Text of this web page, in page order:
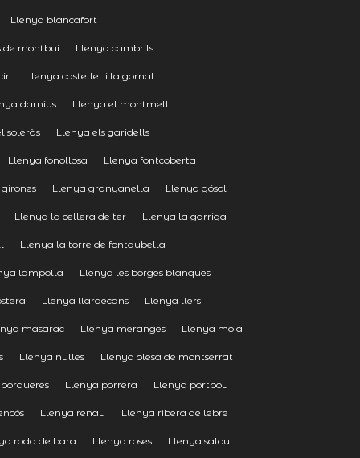
Llenya blancafort
de montbui Llenya cambrils
Llenya castellet i la gornal
darnius Llenya el montmell
soleràs Llenya els garidells
Llenya fonollosa Llenya fontcoberta
Llenya granyanella Llenya gósol
Llenya la cellera de ter Llenya la garriga
Llenya la torre de fontaubella
lampolla Llenya les borges blanques
Llenya llardecans Llenya llers
masarac Llenya meranges Llenya moià
Llenya nulles Llenya olesa de montserrat
Llenya porrera Llenya portbou
Llenya renau Llenya ribera de lebre
roda de bara Llenya roses Llenya salou